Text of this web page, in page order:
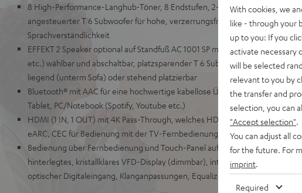
8 High-Performance-Langhub-Töner, 8 Endstufen, 2-Wege-System, sowie
angesteuerter T 6 Subwoofer für hohe, verzerrungsfreie Pegel und
Sprachverständlichkeit
EFFEKT 2 Speaker optional auf Standfuß AC 1001 SP montiertbar,
etc.) wählbar und abschaltbar, platzsparender T 6 Subwoofer für tiefen,
liegend (unterm Sofa) oder stehend platzierbar
Bluetooth® mit AAC für eine hochwertige kabellose Übertragung von Musik
Tablet, PC/Notebook (Spotify, Youtube etc.)
HDMI (1 IN, 1 OUT) mit 4K Pass-Through, welches HDR, Dolby Vision und 3D
eARC, CEC für Bedienung mit der TV-Fernbedienung, einfacher Ein-Kabel-
Bedienung über Fernbedienung und Touch-Panel auf dem Gerät, edles
hinterlegtes, kristallklares VFD-Display (dimmbar), integrierte
optischer Digitaleingang, Klanganpassungen, Equalizer
With cookies, we
like - through your
up to you: If you
activate necessary
will be selected
relevant to you by
the transfer and
selection, you can
"Accept selection"
You can adjust all
for the future. For
imprint
Required